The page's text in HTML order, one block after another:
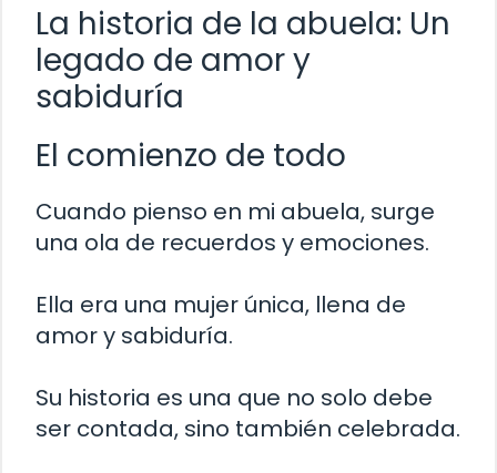
La historia de la abuela: Un
legado de amor y
sabiduría
El comienzo de todo
Cuando pienso en mi abuela, surge
una ola de recuerdos y emociones.
Ella era una mujer única, llena de
amor y sabiduría.
Su historia es una que no solo debe
ser contada, sino también celebrada.